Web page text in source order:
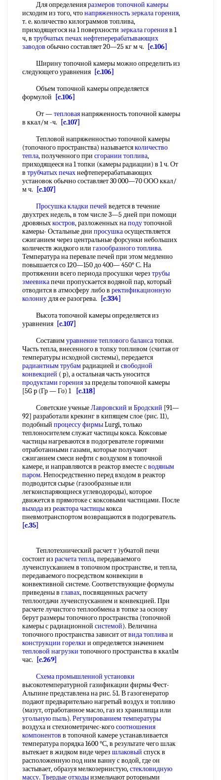
Для определенияразмеров топочной камеры
исходим из того, чтонапряженность зеркала горения,
т. е. количество килограммов топлива,
приходящегося на 1 поверхности зеркала горенияв 1
ч, в трубчатых печахнефтеперерабатывающих
заводов обычно составляет 20—25 кг м ч.
[c.106]
Ширину топочной камеры можно определить из
следующего уравнения [c.106]
Объем топочной камеры определяется
формулой
[c.106]
От —тепловаянапряженность топочной камеры
в ккал/м -ч.
[c.107]
Тепловой напряженностью топочной камеры
(топочного пространства) называетсяколичество
тепла, полученного при сгорании топлива,
приходящееся на 1 топки (камеры радиации) в 1 ч. От
в трубчатых печахнефтеперерабатывающих
установок обычно составляет 30 000—70 ООО ккал/
м ч.
[c.107]
Просушкакладки печей ведется в течение
двухтрех недель, в том числе 3—5 дней при помощи
дровяныхкостров, разложенных наподутопочной
камеры- Остальные дни просушкаосуществляется
сжиганием через центральные форсунки небольших
количеств жидкого или газообразного топлива.
Температура на перевале печей при этом медленно
повышается со 120—150 до 400— 450° С. На
протяжении всего периода просушки через трубы
змеевикапечи пропускается водяной пар, который
отводится в атмосферу либо в ректификационную
колоннудля ее разогрева.
[c.334]
Высота топочной камеры определяется из
уравнения [c.107]
Составимуравнение теплового балансатопки.
Часть тепла, внесенного в топку топливом (считая от
температуры исходной системы), передается
радиантным трубамрадиацией и свободной
конвекцией ( p), а остальная часть уносится
продуктами горенияза пределы топочной камеры
[5G p (Гр — Го) 1
[c.118]
Советские ученыеЛавровский и Бродский [91—
92] разработали крекинг в кипящем слое (рис. 11),
подобный процессу фирмыLurgi, только
теплоносителем служат частицы кокса. Коксовые
частицы нагреваются в подогревателе горячими
отработанными газами, которые получают
сжиганием смеси нефти с воздухом в топочной
камере, и направляются в реактор вместе сводяным
паром. Непосредственно перед входом в реактор
подводится сырье (газообразные или
легкоиспаряющиеся углеводороды), которое
движется в прямотоке с коксовыми частицами. После
выходаиз реактора частицыкокса
пневмотранспортом возвращаются в подогреватель.
[c.35]
Теплотехнический расчет т )убчатой печи
состоит из расчета тепла, передаваемого
лучеиспусканием в топочном пространстве, и тепла,
передаваемого посредством конвекции в
конвективной системе. Соответствующие формулы
приведены в главах, посвященных расчету
теплоотдачи лучеиспусканием и конвекцией. При
расчете лучистого теплообмена в топке за основу
берут размеры топочного пространства (топочной
камеры с радиационной системой). Величина
топочного пространства зависит отвида топливаи
конструкции горелки и определяется значением
тепловой нагрузки топочного пространства в ккал1м
час.
[c.269]
Схема промышленной установки
высокотемпературной газификации фирмы Фест-
Альпине представлена на рис. 51. В газогенератор
подают предварительно нагретый воздух и топливо
(мазут, отработанное масло, газ из хранилища или
угольную пыль). Регулированием температуры
воздуха и стехиометричес-когосоотношения
компонентов в топочной камере устанавливается
температура порядка 1600 °С, в результате чего шлак
вытекает в жидком виде через шлаковый спуск в
расположенную под ним ванну с водой, где он
застывает, образуя мелкозернистую,стекловидную
массу. Твердые отходыизмельчают роторными